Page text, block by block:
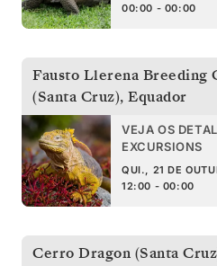
00:00 - 00:00
Fausto Llerena Breeding
(Santa Cruz), Equador
VEJA OS
EXCURSIONS
QUI., 21 DE
12:00 - 00:00
Cerro Dragon (Santa